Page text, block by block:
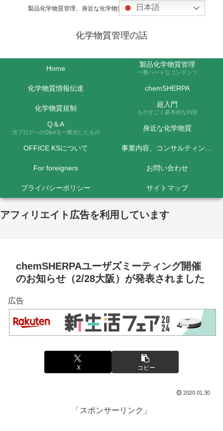
製品化学物質管理、身近な化学物質などの話題を取り上げます
化学物質管理の話
Home 製品化学物質管理
一番ハードなコンテンツ
化学物質情報伝達 chemSHERPA
化学物質規制 超入門
ものすごく基本的な内容
Q＆A
当ブログへのQ&Aを一般化したもの 身近な化学物質
OFFICE KSについて 事業内容、コンサルティング料金など
For foreigners お問い合わせ
プライバシーポリシー サイトマップ
アフィリエイト広告を利用しています
chemSHERPAユーザズミーティング開催
のお知らせ（2/28大阪）が発表されました
広告
X コピー
2020.01.30
「スポンサーリンク」
日本語